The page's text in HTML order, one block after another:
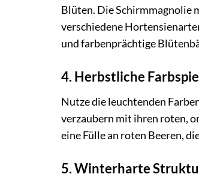
Blüten. Die Schirmmagnolie
verschiedene
und farbenprächtige
4. Herbstliche
Nutze die leuchtenden
verzaubern mit ihren roten,
eine Fülle an roten Beeren,
5. Winterharte